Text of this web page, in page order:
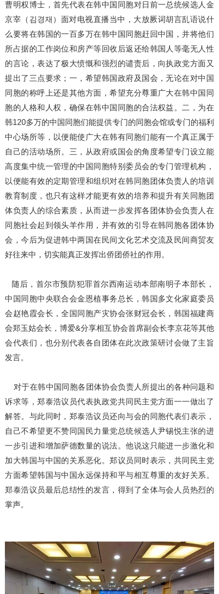
曹明权博士，首先代表在韩中国同胞对日前一总统候选人金
京宰（김경재）面对电视直播当中，大放厥词胡言乱语说什
么要将在韩国的一百多万在韩中国同胞赶回中国，并将他们
所占据的工作岗位和房产等回收后返还给韩国人等毫无人性
的言论，表达了极大愤慨和强烈的谴责后，向执政党方面又
提出了三点要求；一，希望韩国政府及国会，无论在对中国
同胞的称呼上还是其他方面，希望充分尊重广大在韩中国同
胞的人格和人权，确保在韩中国同胞的合法权益。二，为在
韩120多万的中国同胞们能提供专门的同胞会馆或专门的福利
中心场所等，以便能使广大在韩有同胞们能有一个真正属于
自己的活动场所。三，从政府或国会的角度希望专门设立能
高度集中统一管理的中国同胞特别委员会的专门管理机构，
以便能有效的定期管理和组织对在韩同胞团体负责人的培训
教育制度，也只有这样才能更有效的培养和提升有关同胞团
体负责人的综合素质，从而进一步发挥各团体协会负责人在
同胞社会起到领头羊作用，并有效的引导在韩同胞各团体协
会，今后为促进韩中两国在民间文化艺术交流及民间商贸友
好往来中，切实能真正发挥出侨团侨社的作用。
随后，首尔市预防犯罪首尔西南运动本部南明子本部长，
中国同胞中央联合会金恩植事务总长，韩国多文化家庭委员
会赵艳霞会长，全国同胞产灾协会张财冠会长，韩国福建商
会郑玉姑会长，博爱&分享相互协会首席副会长李京花等其他
会代表们，也分别代表各自团体在此次政策研讨会做了主旨
发言。
对于在韩中国同胞各团体协会负责人所提出的各种问题和
诉求等，郑泰浩议员代表执政党共同民主党方面一一做出了
解答。与此同时，郑泰浩议员还向与会的同胞代表们表示，
自己不希望更不赞同国民力量党总统候选人尹锡悦主张的进
一步引进和增加萨德数量的说法。他说这只能进一步激化和
加大韩国与中国的关系恶化。郑议员同时表示，共同民主党
方面希望韩国与中国永远保持和平与相互尊重的友好关系。
郑泰浩议员最后总结性的发言，得到了全体与会人员热烈的
掌声。